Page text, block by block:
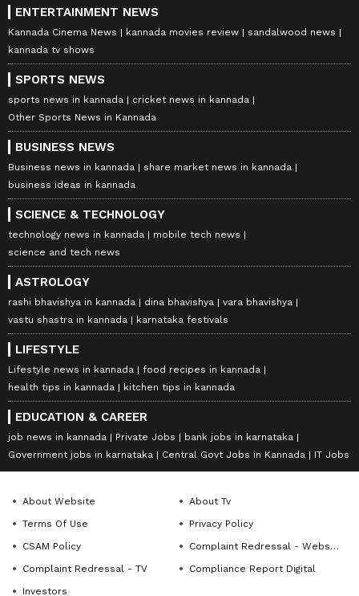
ENTERTAINMENT NEWS
Kannada Cinema News kannada movies review
sandalwood news
kannada tv shows
SPORTS NEWS
sports news in kannada
cricket news in kannada
Other Sports News in Kannada
BUSINESS NEWS
Business news in kannada
share market news in kannada
business ideas in kannada
SCIENCE & TECHNOLOGY
technology news in kannada
mobile tech news
science and tech news
ASTROLOGY
rashi bhavishya in kannada dina bhavishya
vara bhavishya
vastu shastra in kannada
karnataka festivals
LIFESTYLE
Lifestyle news in kannada
food recipes in kannada
health tips in kannada
kitchen tips in kannada
EDUCATION & CAREER
job news in kannada Private Jobs
bank jobs in karnataka
Government jobs in karnataka
Central Govt Jobs in Kannada IT Jobs
About Website
About Tv
Terms Of Use
Privacy Policy
CSAM Policy
Complaint Redressal - Website
Complaint Redressal - TV
Compliance Report Digital
Investors